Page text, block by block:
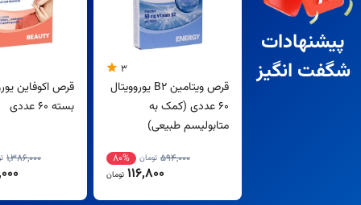
پیشنهادات
شگفت انگیز
3
قرص ویتامین B2 یوروویتال
60 عددی (کمک به
متابولیسم طبیعی)
594,000 تومان 80%
116,800 تومان
قرص اکوفاین
بسته 60 عددی
1,386,000